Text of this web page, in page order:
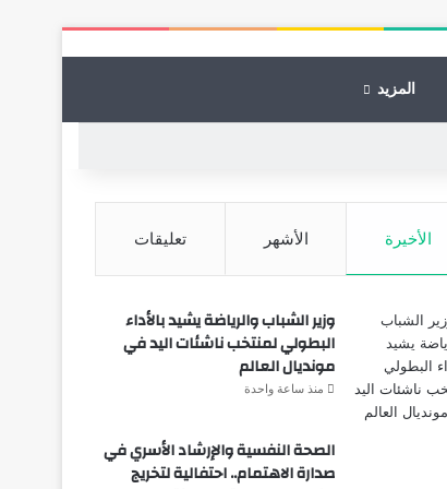
المزيد
الأخيرة الأشهر تعليقات
وزير الشباب والرياضة يشيد بالأداء
البطولي لمنتخب ناشئات اليد في
مونديال العالم
منذ ساعة واحدة
الصحة النفسية والإرشاد الأسري في
صدارة الاهتمام.. احتفالية لتخريج